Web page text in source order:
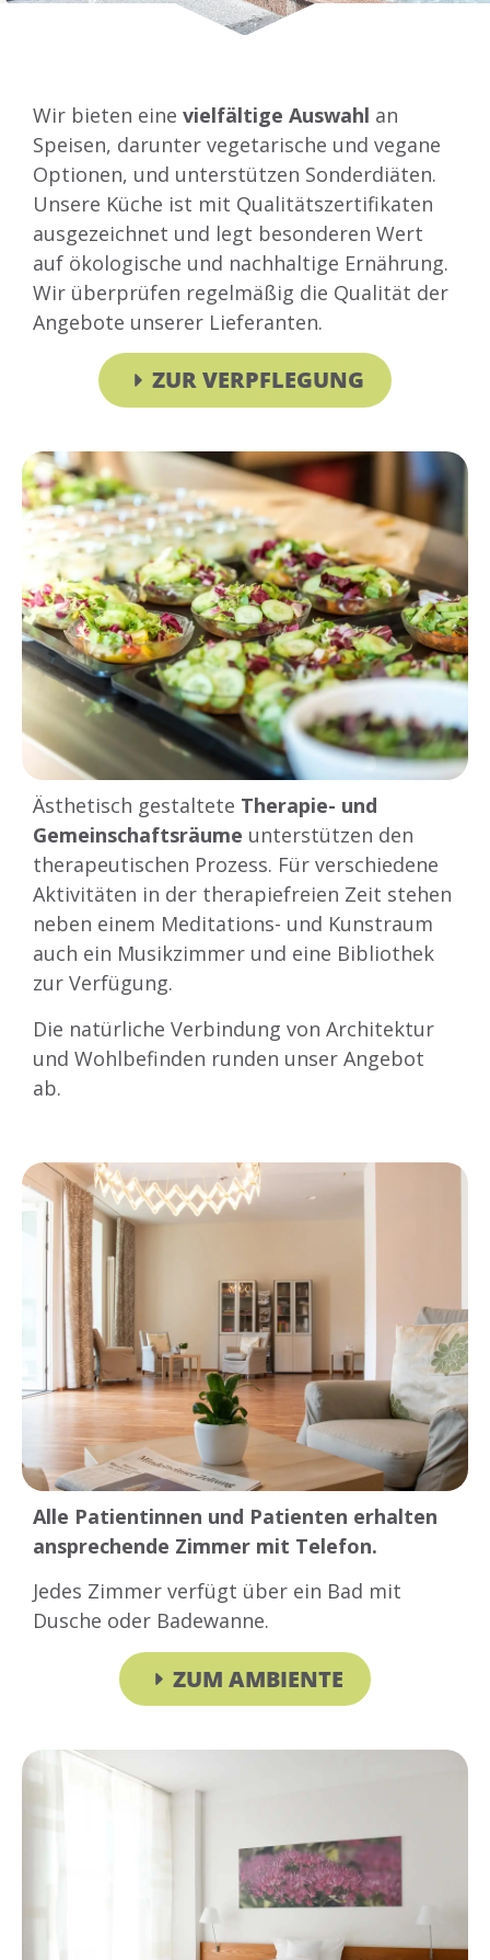
Wir bieten eine vielfältige Auswahl an
Speisen, darunter vegetarische und vegane
Optionen, und unterstützen Sonderdiäten.
Unsere Küche ist mit Qualitätszertifikaten
ausgezeichnet und legt besonderen Wert
auf ökologische und nachhaltige Ernährung.
Wir überprüfen regelmäßig die Qualität der
Angebote unserer Lieferanten.
ZUR VERPFLEGUNG
Ästhetisch gestaltete Therapie- und
Gemeinschaftsräume unterstützen den
therapeutischen Prozess. Für verschiedene
Aktivitäten in der therapiefreien Zeit stehen
neben einem Meditations- und Kunstraum
auch ein Musikzimmer und eine Bibliothek
zur Verfügung.
Die natürliche Verbindung von Architektur
und Wohlbefinden runden unser Angebot
ab.
Alle Patientinnen und Patienten erhalten
ansprechende Zimmer mit Telefon.
Jedes Zimmer verfügt über ein Bad mit
Dusche oder Badewanne.
ZUM AMBIENTE